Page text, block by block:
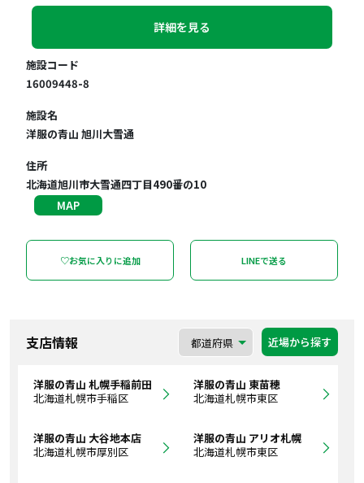
詳細を見る
施設コード
16009448-8
施設名
洋服の青山 旭川大雪通
住所
北海道旭川市大雪通四丁目490番の10
MAP
♡お気に入りに追加 LINEで送る
支店情報 近場から探す
洋服の青山 札幌手稲前田
北海道札幌市手稲区
洋服の青山 東苗穂
北海道札幌市東区
洋服の青山 大谷地本店
北海道札幌市厚別区
洋服の青山 アリオ札幌
北海道札幌市東区